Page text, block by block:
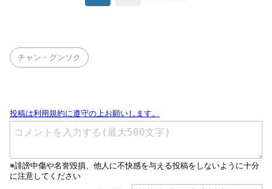
チャン・グンソク